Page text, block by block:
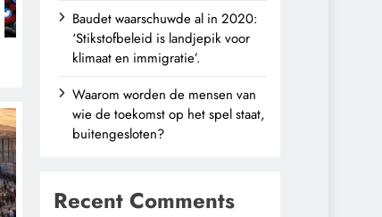
Baudet waarschuwde al in 2020:
‘Stikstofbeleid is landjepik voor
klimaat en immigratie’.
Waarom worden de mensen van
wie de toekomst op het spel staat,
buitengesloten?
Recent Comments